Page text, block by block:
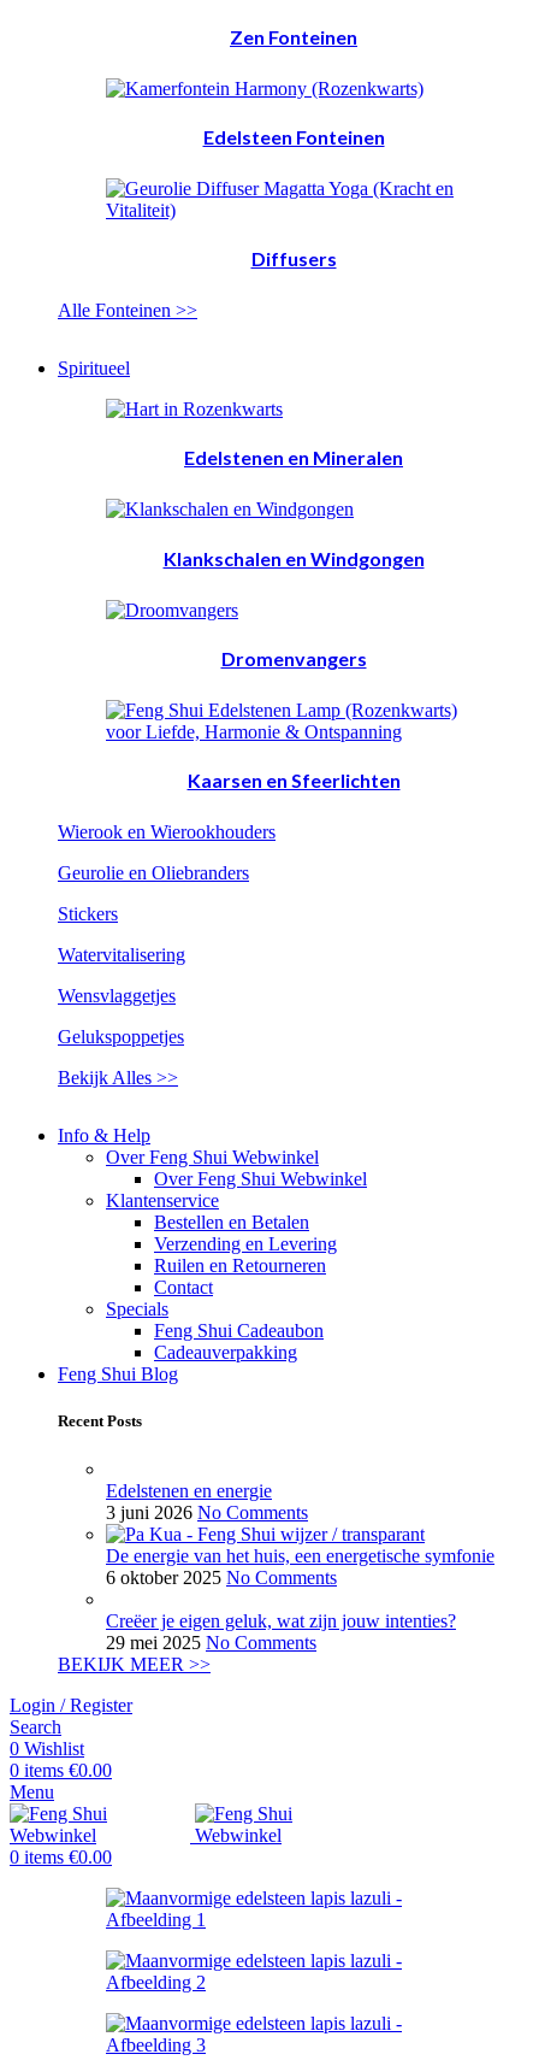
Zen Fonteinen
Edelsteen Fonteinen
Diffusers
Alle Fonteinen >>
Spiritueel
Edelstenen en Mineralen
Klankschalen en Windgongen
Dromenvangers
Kaarsen en Sfeerlichten
Wierook en Wierookhouders
Geurolie en Oliebranders
Stickers
Watervitalisering
Wensvlaggetjes
Gelukspoppetjes
Bekijk Alles >>
Info & Help
Over Feng Shui Webwinkel
Over Feng Shui Webwinkel
Klantenservice
Bestellen en Betalen
Verzending en Levering
Ruilen en Retourneren
Contact
Specials
Feng Shui Cadeaubon
Cadeauverpakking
Feng Shui Blog
Recent Posts
Edelstenen en energie
3 juni 2026 No Comments
De energie van het huis, een energetische symfonie
6 oktober 2025 No Comments
Creëer je eigen geluk, wat zijn jouw intenties?
29 mei 2025 No Comments
BEKIJK MEER >>
Login / Register
Search
0 Wishlist
0 items €0.00
Menu
0 items €0.00